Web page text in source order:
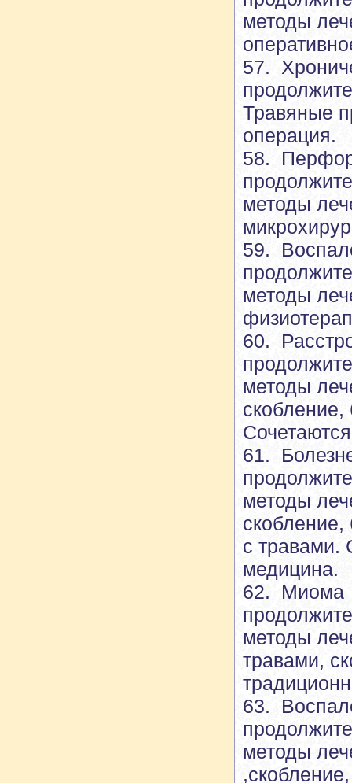
методы
57.
Травяные
операция.
58.
методы
59.
методы
60.
методы
61.
методы
с травами.
медицина.
62. Миома
методы
травами,
63.
методы